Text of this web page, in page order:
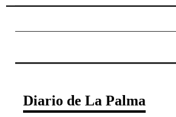
Diario de La Palma